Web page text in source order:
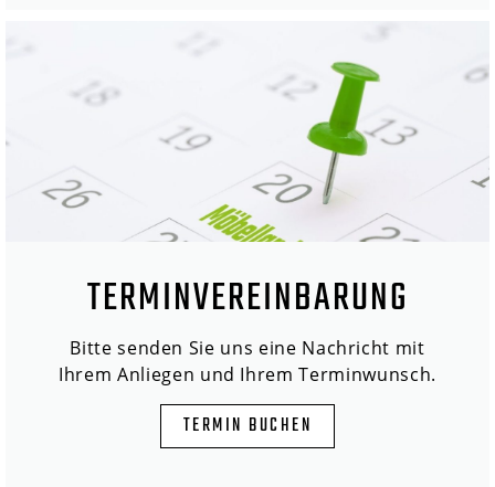
TERMINVEREINBARUNG
Bitte senden Sie uns eine Nachricht mit
Ihrem Anliegen und Ihrem Terminwunsch.
TERMIN BUCHEN